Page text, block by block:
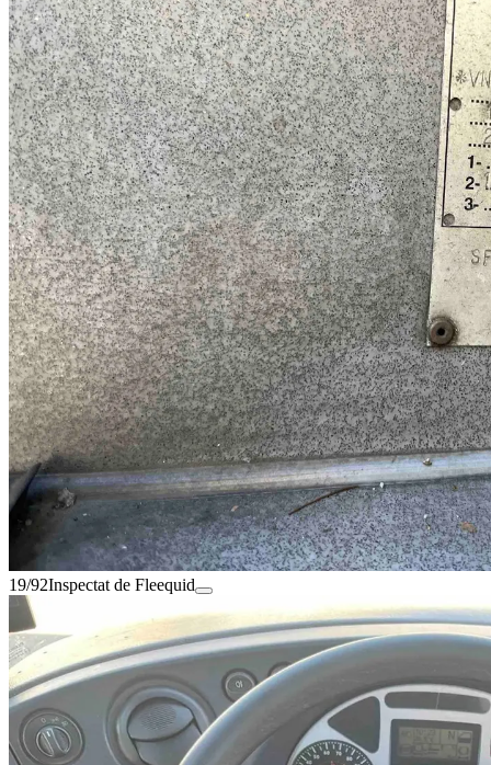
19/92Inspectat de Fleequid